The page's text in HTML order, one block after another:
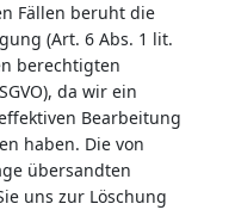
Fällen beruht die
(Art. 6 Abs. 1 lit.
berechtigten
da wir ein
Bearbeitung
haben. Die von
übersandten
uns zur Löschung